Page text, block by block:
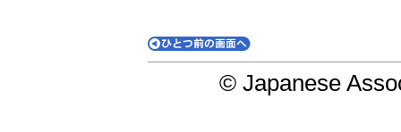
© Japanese